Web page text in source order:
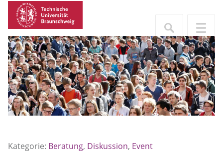
Kategorie: Beratung, Diskussion, Event